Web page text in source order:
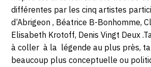
différentes par les cinq artistes
d’Abrigeon , Béatrice B-Bonhomme,
Elisabeth Krotoff, Denis Vingt Deux
à coller à la légende au plus près,
beaucoup plus conceptuelle ou